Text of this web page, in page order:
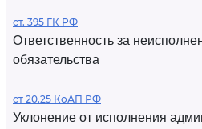
ст. 395 ГК РФ
Ответственность за
обязательства
ст 20.25 КоАП РФ
Уклонение от исполнения